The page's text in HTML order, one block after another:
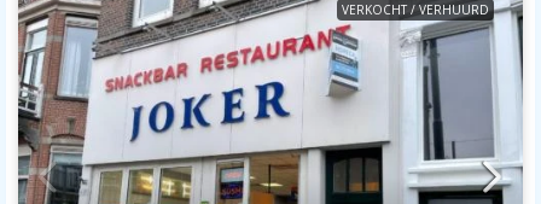
VERKOCHT / VERHUURD